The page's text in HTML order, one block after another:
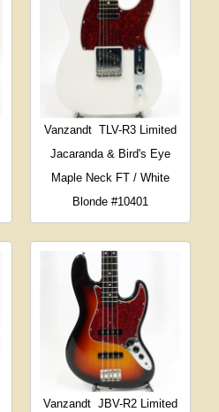
Vanzandt TLV-R3 Limited
Jacaranda & Bird's Eye
Maple Neck FT / White
Blonde #10401
Vanzandt JBV-R2 Limited